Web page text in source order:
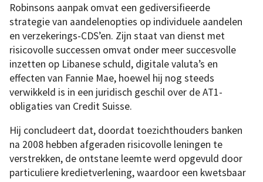
Robinsons aanpak omvat een gediversifieerde
strategie van aandelenopties op individuele aandelen
en verzekerings-CDS’en. Zijn staat van dienst met
risicovolle successen omvat onder meer succesvolle
inzetten op Libanese schuld, digitale valuta’s en
effecten van Fannie Mae, hoewel hij nog steeds
verwikkeld is in een juridisch geschil over de AT1-
obligaties van Credit Suisse.
Hij concludeert dat, doordat toezichthouders banken
na 2008 hebben afgeraden risicovolle leningen te
verstrekken, de ontstane leemte werd opgevuld door
particuliere kredietverlening, waardoor een kwetsbaar